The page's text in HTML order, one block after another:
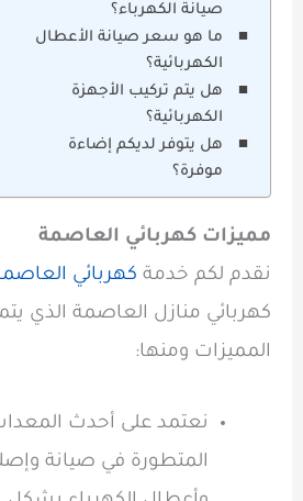
صيانة الكهرباء؟
ما هو سعر صيانة الأعطال
الكهربائية؟
هل يتم تركيب الأجهزة
الكهربائية؟
هل يتوفر لديكم إضاءة
موفرة؟
مميزات كهربائي العاصمة
نقدم لكم خدمة كهربائي
كهربائي منازل العاصمة الذي
المميزات ومنها:
نعتمد على أحدث
المتطورة في صيانة